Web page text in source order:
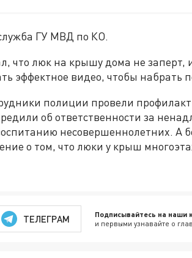
ГУ МВД по КО.
что люк на крышу дома не заперт,
эффектное видео, чтобы набрать
полиции провели
об ответственности за
несовершеннолетних. А
о том, что люки у крыш
ТЕЛЕГРАМ Подписывайтесь на наши
и первыми узнавайте о